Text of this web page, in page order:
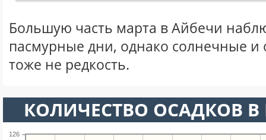
Большую часть марта в Айбечи
пасмурные дни, однако солнечные
тоже не редкость.
КОЛИЧЕСТВО ОСАДКОВ
126